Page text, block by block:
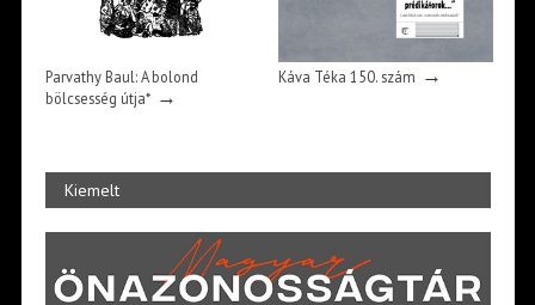
Parvathy Baul: A bolond
bölcsesség útja*→
Káva Téka 150. szám →
Kiemelt